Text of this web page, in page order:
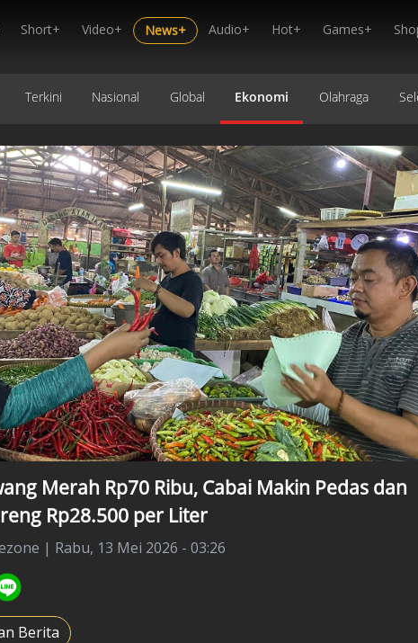
Short+ Video+ News+ Audio+ Hot+ Games+
Terkini Nasional Global Ekonomi Olahraga
Merah Rp70 Ribu, Cabai Makin Pedas dan
Rp28.500 per Liter
| Rabu, 13 Mei 2026 - 03:26
Berita